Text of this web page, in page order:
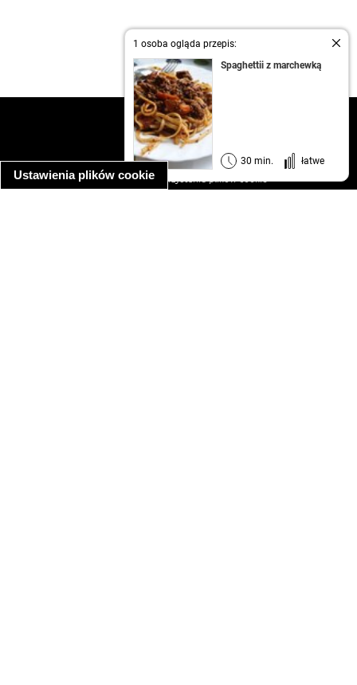
Ustawienia plików cookie
1 osoba ogląda przepis:
Spaghettii z marchewką
30 min. łatwe
kontakt
regulamin
informacja o prywatności
informacja o wykorzystaniu plików cookie